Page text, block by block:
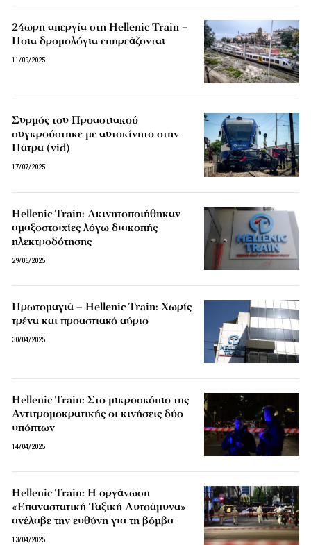
24ωρη απεργία στη Hellenic Train –
Ποια δρομολόγια επηρεάζονται
11/09/2025
Συρμός του Προαστιακού
συγκρούστηκε με αυτοκίνητο στην
Πάτρα (vid)
17/07/2025
Hellenic Train: Ακινητοποιήθηκαν
αμαξοστοιχίες λόγω διακοπής
ηλεκτροδότησης
29/06/2025
Πρωτομαγιά – Hellenic Train: Χωρίς
τρένα και προαστιακό αύριο
30/04/2025
Hellenic Train: Στο μικροσκόπιο της
Αντιτρομοκρατικής οι κινήσεις δύο
υπόπτων
14/04/2025
Hellenic Train: H οργάνωση
«Επαναστατική Ταξική Αυτοάμυνα»
ανέλαβε την ευθύνη για τη βόμβα
13/04/2025